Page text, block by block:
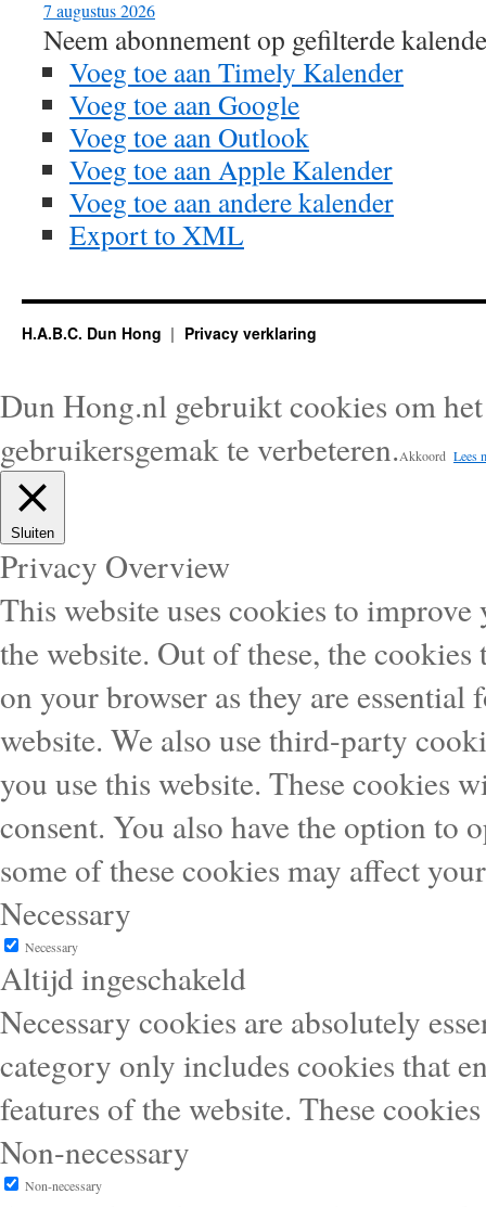
7 augustus 2026
Neem abonnement op gefilterde
Voeg toe aan Timely Kalender
Voeg toe aan Google
Voeg toe aan Outlook
Voeg toe aan Apple Kalender
Voeg toe aan andere kalender
Export to XML
H.A.B.C. Dun Hong Privacy verklaring
Dun Hong.nl gebruikt cookies om
gebruikersgemak te verbeteren.Akkoord Lees
Sluiten
Privacy Overview
This website uses cookies to
the website. Out of these, the cookies
on your browser as they are
website. We also use third-party
you use this website. These cookies
consent. You also have the option
some of these cookies may affect
Necessary
Necessary
Altijd ingeschakeld
Necessary cookies are absolutely
category only includes cookies that
features of the website. These
Non-necessary
Non-necessary